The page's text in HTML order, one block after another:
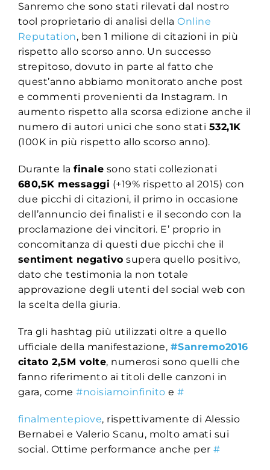
Sanremo che sono stati rilevati dal nostro
tool proprietario di analisi dellaOnline
Reputation, ben 1 milione di citazioni in più
rispetto allo scorso anno. Un successo
strepitoso, dovuto in parte al fatto che
quest’anno abbiamo monitorato anche post
e commenti provenienti da Instagram. In
aumento rispetto alla scorsa edizione anche il
numero di autori unici che sono stati 532,1K
(100K in più rispetto allo scorso anno).
Durante lafinale sono stati collezionati
680,5K messaggi (+19% rispetto al 2015) con
due picchi di citazioni, il primo in occasione
dell’annuncio dei finalisti e il secondo con la
proclamazione dei vincitori. E’ proprio in
concomitanza di questi due picchi che il
sentiment negativo supera quello positivo,
dato che testimonia la non totale
approvazione degli utenti del social web con
la scelta della giuria.
Tra gli hashtag più utilizzati oltre a quello
ufficiale della manifestazione, #Sanremo2016
citato 2,5M volte, numerosi sono quelli che
fanno riferimento ai titoli delle canzoni in
gara, come#noisiamoinfinito e#
finalmentepiove, rispettivamente di Alessio
Bernabei e Valerio Scanu, molto amati sui
social. Ottime performance anche per#